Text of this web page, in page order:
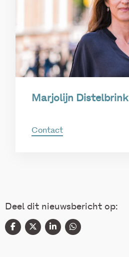
Marjolijn Distelbrink
Contact
Deel dit nieuwsbericht op: